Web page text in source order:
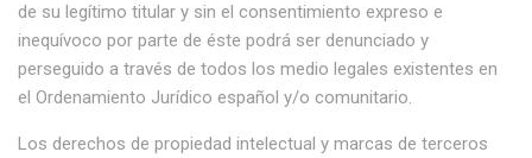
de su legítimo titular y sin el consentimiento expreso e
inequívoco por parte de éste podrá ser denunciado y
perseguido a través de todos los medio legales existentes en
el Ordenamiento Jurídico español y/o comunitario.
Los derechos de propiedad intelectual y marcas de terceros